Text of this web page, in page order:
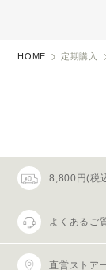
HOME 定期購入
8,800円(税
よくあるご
直営ストア